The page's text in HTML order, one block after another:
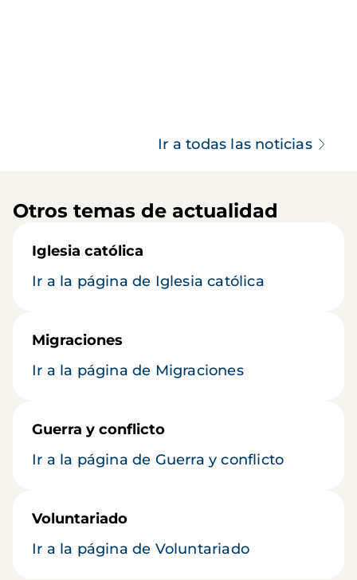
Ir a todas las noticias
Otros temas de actualidad
Iglesia católica
Ir a la página de Iglesia católica
Migraciones
Ir a la página de Migraciones
Guerra y conflicto
Ir a la página de Guerra y conflicto
Voluntariado
Ir a la página de Voluntariado